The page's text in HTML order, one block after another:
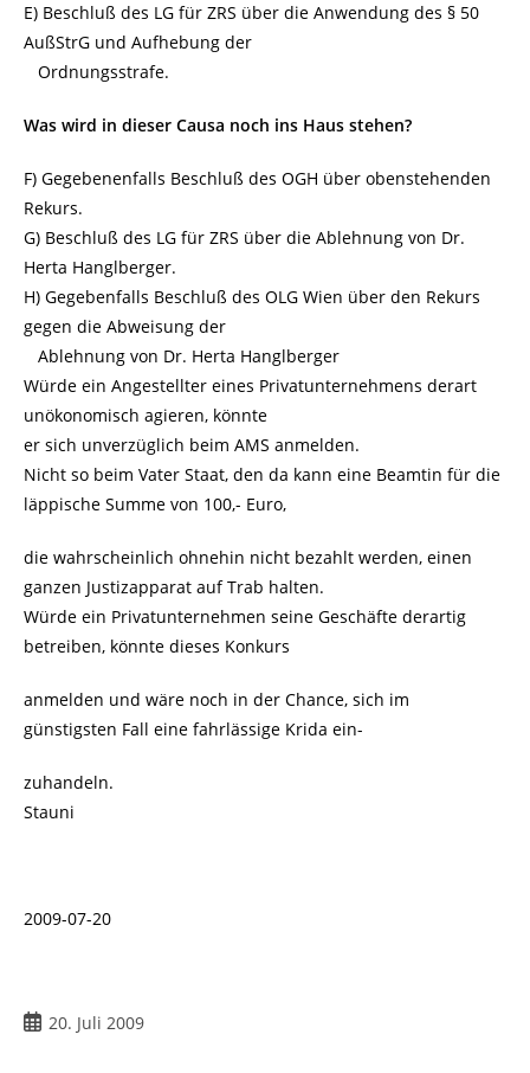
E) Beschluß des LG für ZRS über die Anwendung des § 50
AußStrG und Aufhebung der
Ordnungsstrafe.
Was wird in dieser Causa noch ins Haus stehen?
F) Gegebenenfalls Beschluß des OGH über obenstehenden
Rekurs.
G) Beschluß des LG für ZRS über die Ablehnung von Dr.
Herta Hanglberger.
H) Gegebenfalls Beschluß des OLG Wien über den Rekurs
gegen die Abweisung der
Ablehnung von Dr. Herta Hanglberger
Würde ein Angestellter eines Privatunternehmens derart
unökonomisch agieren, könnte
er sich unverzüglich beim AMS anmelden.
Nicht so beim Vater Staat, den da kann eine Beamtin für die
läppische Summe von 100,- Euro,
die wahrscheinlich ohnehin nicht bezahlt werden, einen
ganzen Justizapparat auf Trab halten.
Würde ein Privatunternehmen seine Geschäfte derartig
betreiben, könnte dieses Konkurs
anmelden und wäre noch in der Chance, sich im
günstigsten Fall eine fahrlässige Krida ein-
zuhandeln.
Stauni
2009-07-20
Beitrag
20. Juli 2009